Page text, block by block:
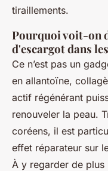
tiraillements.
Pourquoi voit-on
d'escargot dans
Ce n’est pas un
en allantoïne,
actif régénérant
renouveler la peau.
coréens, il est
effet réparateur sur
À y regarder de plus